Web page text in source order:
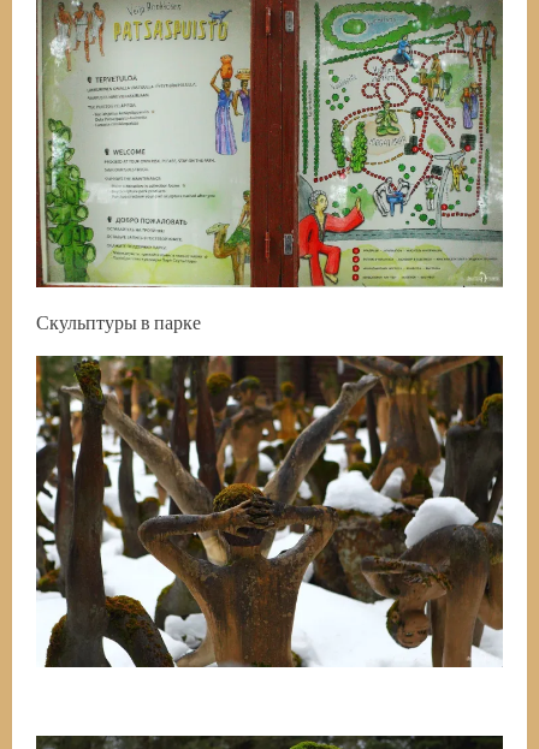
Скульптуры в парке